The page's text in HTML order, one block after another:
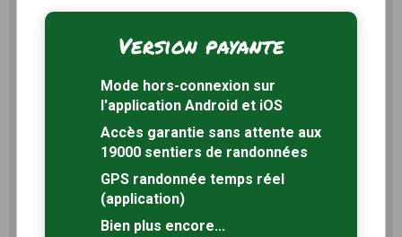
Profitez au maximum de
Sentiers en France avec rando
Le compteRando
permet de profiter de tout le
potentiel qu'offre Sentiers en France :
Pas de pub
Favoris illimités
Mode hors-connexion
3 mois
Version payante
Mode hors-connexion sur
l'application Android et iOS
Accès garantie sans attente aux
19000 sentiers de randonnées
GPS randonnée temps réel
(application)
Bien plus encore...